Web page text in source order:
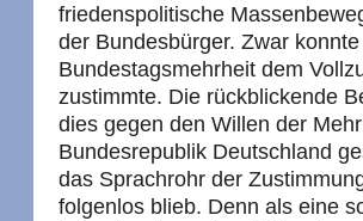
friedenspolitische
der Bundesbürger. Zwar
Bundestagsmehrheit dem
zustimmte. Die rückblickende
dies gegen den Willen der
Bundesrepublik Deutschland
das Sprachrohr der
folgenlos blieb. Denn als eine